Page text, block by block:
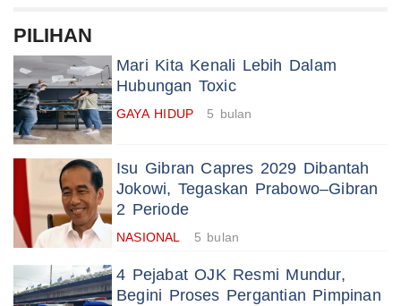
PILIHAN
Mari Kita Kenali Lebih Dalam
Hubungan Toxic
GAYA HIDUP 5 bulan
Isu Gibran Capres 2029 Dibantah
Jokowi, Tegaskan Prabowo–Gibran
2 Periode
NASIONAL 5 bulan
4 Pejabat OJK Resmi Mundur,
Begini Proses Pergantian Pimpinan